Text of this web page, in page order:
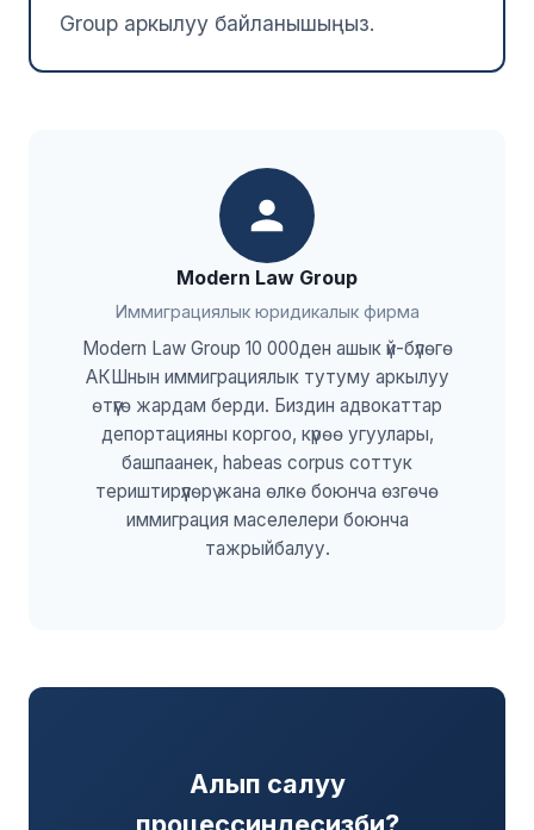
Group аркылуу байланышыңыз.
Modern Law Group
Иммиграциялык юридикалык фирма
Modern Law Group 10 000ден ашык үй-бүлөгө
АКШнын иммиграциялык тутуму аркылуу
өтүүгө жардам берди. Биздин адвокаттар
депортацияны коргоо, күрөө угуулары,
башпаанек, habeas corpus соттук
териштирүүлөрү жана өлкө боюнча өзгөчө
иммиграция маселелери боюнча
тажрыйбалуу.
Алып салуу
процессиндесизби?